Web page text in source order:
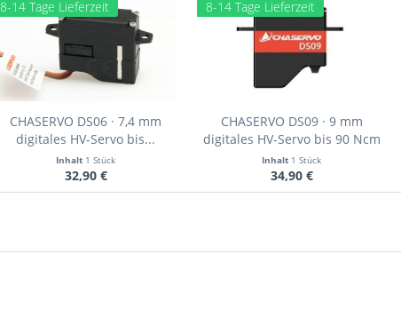
8-14 Tage Lieferzeit
CHASERVO DS06 · 7,4 mm
digitales HV-Servo bis...
Inhalt 1 Stück
32,90 €
8-14 Tage Lieferzeit
CHASERVO DS09 · 9 mm
digitales HV-Servo bis 90 Ncm
Inhalt 1 Stück
34,90 €